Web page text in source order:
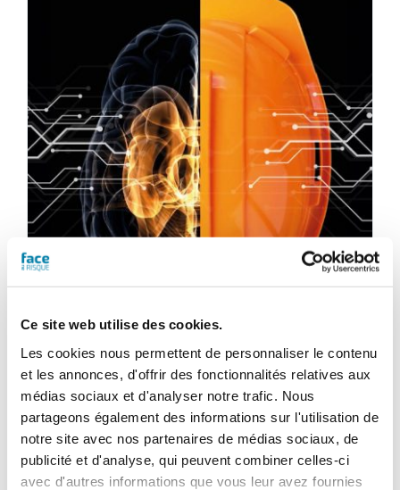
Ce site web utilise des cookies.
Les cookies nous permettent de personnaliser le contenu
et les annonces, d'offrir des fonctionnalités relatives aux
médias sociaux et d'analyser notre trafic. Nous
partageons également des informations sur l'utilisation de
notre site avec nos partenaires de médias sociaux, de
publicité et d'analyse, qui peuvent combiner celles-ci
avec d'autres informations que vous leur avez fournies
Face au Risque
Magazine numérique n° 545 –
Septembre 2018
25,20€ TTC